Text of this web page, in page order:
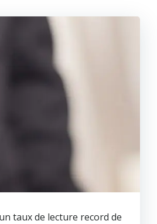
taux de lecture record de